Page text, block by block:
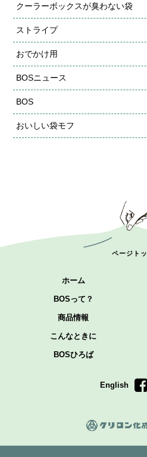
クーラーボックスが臭わない袋
ストライプ
おでかけ用
BOSニュース
BOS
おいしい袋モフ
ページト
ホーム
BOSって？
商品情報
こんなときに
BOSひろば
English